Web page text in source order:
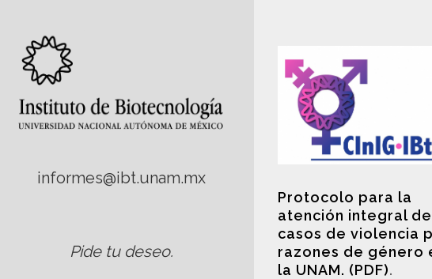
informes@ibt.unam.mx
Pide tu deseo.
Protocolo para la
atención integral de
casos de violencia
razones de género
la UNAM. (PDF).